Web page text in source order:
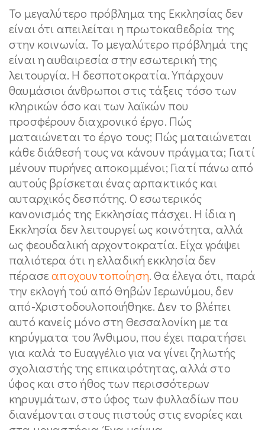
Το μεγαλύτερο πρόβλημα της Εκκλησίας δεν
είναι ότι απειλείται η πρωτοκαθεδρία της
στην κοινωνία. Το μεγαλύτερο πρόβλημά της
είναι η αυθαιρεσία στην εσωτερική της
λειτουργία. Η δεσποτοκρατία. Υπάρχουν
θαυμάσιοι άνθρωποι στις τάξεις τόσο των
κληρικών όσο και των λαϊκών που
προσφέρουν διαχρονικό έργο. Πώς
ματαιώνεται το έργο τους; Πώς ματαιώνεται
κάθε διάθεσή τους να κάνουν πράγματα; Γιατί
μένουν πυρήνες αποκομμένοι; Γιατί πάνω από
αυτούς βρίσκεται ένας αρπακτικός και
αυταρχικός δεσπότης. Ο εσωτερικός
κανονισμός της Εκκλησίας πάσχει. Η ίδια η
Εκκλησία δεν λειτουργεί ως κοινότητα, αλλά
ως φεουδαλική αρχοντοκρατία. Είχα γράψει
παλιότερα ότι η ελλαδική εκκλησία δεν
πέρασεαποχουντοποίηση. Θα έλεγα ότι, παρά
την εκλογή τού από Θηβών Ιερωνύμου, δεν
από-Χριστοδουλοποιήθηκε. Δεν το βλέπει
αυτό κανείς μόνο στη Θεσσαλονίκη με τα
κηρύγματα του Άνθιμου, που έχει παρατήσει
για καλά το Ευαγγέλιο για να γίνει ζηλωτής
σχολιαστής της επικαιρότητας, αλλά στο
ύφος και στο ήθος των περισσότερων
κηρυγμάτων, στο ύφος των φυλλαδίων που
διανέμονται στους πιστούς στις ενορίες και